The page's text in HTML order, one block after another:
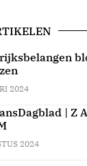
2024
| Z
2024